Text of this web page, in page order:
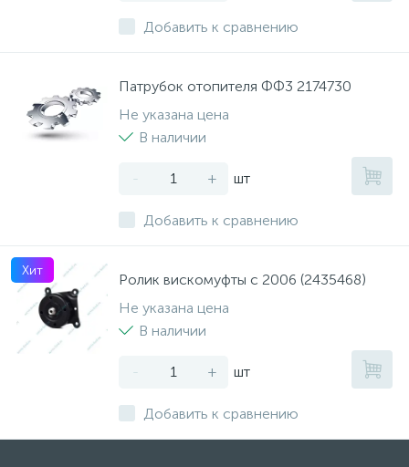
Добавить к сравнению
Патрубок отопителя ФФ3 2174730
Не указана цена
В наличии
- + шт
Добавить к сравнению
Хит
Ролик вискомуфты с 2006 (2435468)
Не указана цена
В наличии
- + шт
Добавить к сравнению